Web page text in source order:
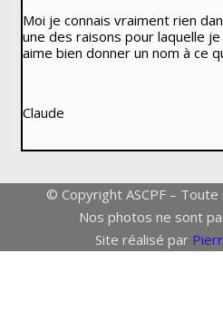
Moi je connais vraiment rien
une des raisons pour laquelle
aime bien donner un nom à ce
Claude
© Copyright ASCPF –
Nos photos ne sont
Site réalisé par